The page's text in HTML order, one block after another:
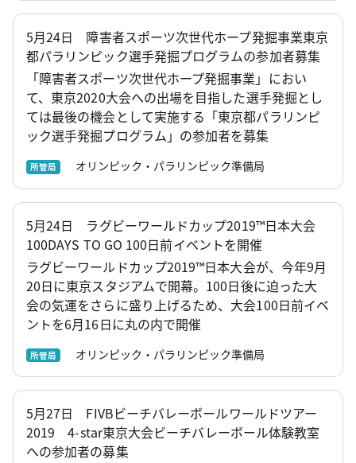
5月24日 障害者スポーツ次世代ホープ発掘事業東京
都パラリンピック選手発掘プログラムの参加者募集
「障害者スポーツ次世代ホープ発掘事業」におい
て、東京2020大会への出場を目指した選手発掘とし
ては最後の機会として実施する「東京都パラリンピ
ック選手発掘プログラム」の参加者を募集
所管局 オリンピック・パラリンピック準備局
5月24日 ラグビーワールドカップ2019™日本大会
100DAYS TO GO 100日前イベントを開催
ラグビーワールドカップ2019™日本大会が、今年9月
20日に東京スタジアムで開幕。100日後に迫った大
会の気運をさらに盛り上げるため、大会100日前イベ
ントを6月16日に丸の内で開催
所管局 オリンピック・パラリンピック準備局
5月27日 FIVBビーチバレーボールワールドツアー
2019 4-star東京大会ビーチバレーボール体験教室
への参加者の募集